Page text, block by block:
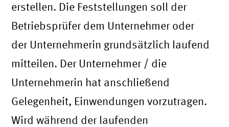
erstellen. Die Feststellungen soll der
Betriebsprüfer dem Unternehmer oder
der Unternehmerin grundsätzlich laufend
mitteilen. Der Unternehmer / die
Unternehmerin hat anschließend
Gelegenheit, Einwendungen vorzutragen.
Wird während der laufenden